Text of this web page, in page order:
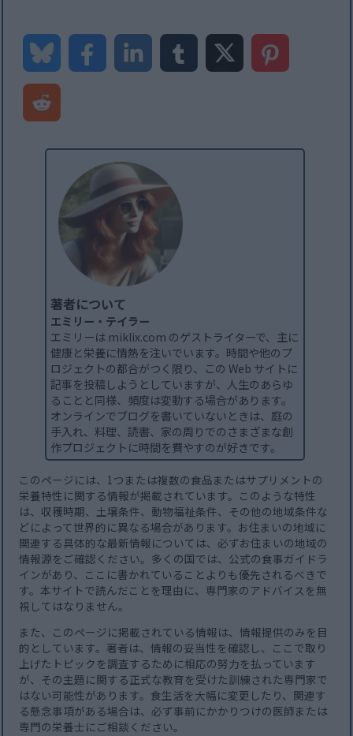
著者について
エミリー・テイラー
エミリーは miklix.com のゲストライターで、主に
健康と栄養に情熱を注いでいます。時間や他のプ
ロジェクトの都合がつく限り、この Web サイトに
記事を投稿しようとしていますが、人生のあらゆ
ることと同様、頻度は変動する場合があります。
オンラインでブログを書いていないときは、庭の
手入れ、料理、読書、家の周りでのさまざまな創
作プロジェクトに時間を費やすのが好きです。
このページには、1つまたは複数の食品またはサプリメントの
栄養特性に関する情報が掲載されています。このような特性
は、収穫時期、土壌条件、動物福祉条件、その他の地域条件な
どによって世界的に異なる場合があります。お住まいの地域に
関連する具体的な最新情報については、必ずお住まいの地域の
情報源をご確認ください。多くの国では、公式の食事ガイドラ
インがあり、ここに書かれていることよりも優先されるべきで
す。本サイトで読んだことを理由に、専門家のアドバイスを無
視してはなりません。
また、このページに掲載されている情報は、情報提供のみを目
的としています。著者は、情報の妥当性を確認し、ここで取り
上げたトピックを調査するために相応の努力を払っています
が、その主題に関する正式な教育を受けた訓練された専門家で
はない可能性があります。食生活を大幅に変更したり、関連す
る懸念事項がある場合は、必ず事前にかかりつけの医師または
専門の栄養士にご相談ください。